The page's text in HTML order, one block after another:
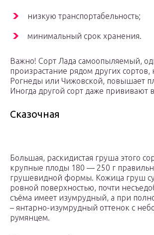
низкую транспортабельность;
минимальный срок хранения.
Важно! Сорт Лада самоопыляемый,
произрастание рядом других
Рогнеды или Чижовской, повышает
Иногда другой сорт даже прививают
Сказочная
Большая, раскидистая груша этого
крупные плоды 180 — 250 г
грушевидной формы. Кожица груш
ровной поверхностью, почти
съёма имеет изумрудный, а при
– янтарно-изумрудный оттенок с
румянцем.